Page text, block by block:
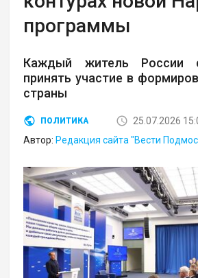
программы
Каждый житель России
принять участие в
страны
ПОЛИТИКА
25.07.2026
Автор: Редакция сайта "Вести